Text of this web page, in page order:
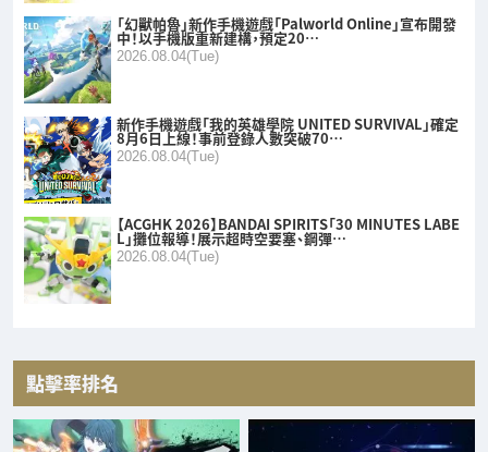
「幻獸帕魯」新作手機遊戲「Palworld Online」宣布開發
中！以手機版重新建構，預定20…
2026.08.04(Tue)
新作手機遊戲「我的英雄學院 UNITED SURVIVAL」確定
8月6日上線！事前登錄人數突破70…
2026.08.04(Tue)
【ACGHK 2026】BANDAI SPIRITS「30 MINUTES LABE
L」攤位報導！展示超時空要塞、鋼彈…
2026.08.04(Tue)
點擊率排名